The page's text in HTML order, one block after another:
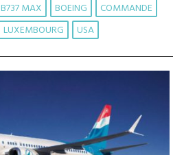
B737 MAX BOEING
COMMANDE
LUXEMBOURG USA